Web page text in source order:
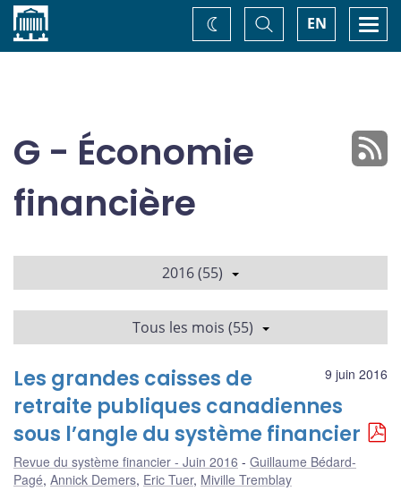
Accueil EN
Basculer
la
recherche
Changez
de
G - Économie
financière
2016 (55)
Tous les mois (55)
9 juin 2016
Les grandes caisses de
retraite publiques canadiennes
sous l’angle du système financier
Revue du système financier - Juin 2016
Guillaume Bédard-
Pagé, Annick Demers, Eric Tuer, Miville Tremblay